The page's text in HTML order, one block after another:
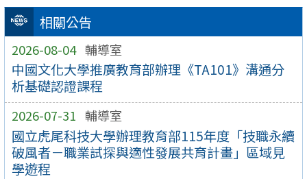
相關公告
2026-08-04 輔導室
中國文化大學推廣教育部辦理《TA101》溝通分
析基礎認證課程
2026-07-31 輔導室
國立虎尾科技大學辦理教育部115年度「技職永續
破風者－職業試探與適性發展共育計畫」區域見
學遊程